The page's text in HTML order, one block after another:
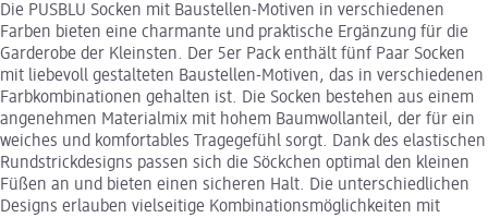
Die PUSBLU Socken mit Baustellen-Motiven in verschiedenen
Farben bieten eine charmante und praktische Ergänzung für die
Garderobe der Kleinsten. Der 5er Pack enthält fünf Paar Socken
mit liebevoll gestalteten Baustellen-Motiven, das in verschiedenen
Farbkombinationen gehalten ist. Die Socken bestehen aus einem
angenehmen Materialmix mit hohem Baumwollanteil, der für ein
weiches und komfortables Tragegefühl sorgt. Dank des elastischen
Rundstrickdesigns passen sich die Söckchen optimal den kleinen
Füßen an und bieten einen sicheren Halt. Die unterschiedlichen
Designs erlauben vielseitige Kombinationsmöglichkeiten mit